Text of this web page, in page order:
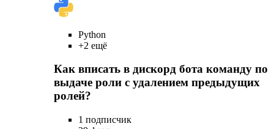
Python
+2 ещё
Как вписать в дискорд бота команду по
выдаче роли с удалением предыдущих
ролей?
1 подписчик